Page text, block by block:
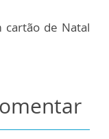
cartão de Natal